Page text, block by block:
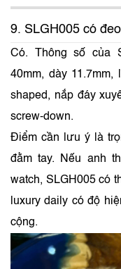
9. SLGH005 có
Có. Thông số của
40mm, dày
shaped, nắp đáy
screw-down.
Điểm cần lưu ý là
đằm tay. Nếu anh